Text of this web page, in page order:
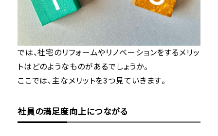
では、社宅のリフォームやリノベーションをするメリッ
トはどのようなものがあるでしょうか。
ここでは、主なメリットを3つ見ていきます。
社員の満足度向上につながる